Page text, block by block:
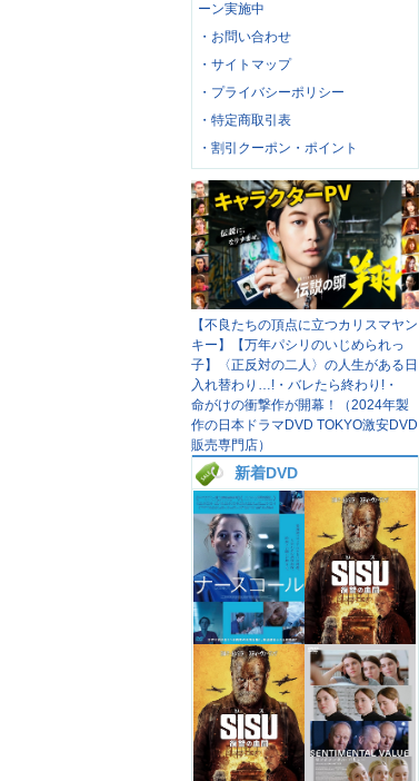
ーン実施中
・お問い合わせ
・サイトマップ
・プライバシーポリシー
・特定商取引表
・割引クーポン・ポイント
【不良たちの頂点に立つカリスマヤン
キー】【万年パシリのいじめられっ
子】〈正反対の二人〉の人生がある日
入れ替わり…!・バレたら終わり!・
命がけの衝撃作が開幕！（2024年製
作の日本ドラマDVD TOKYO激安DVD
販売専門店）
新着DVD